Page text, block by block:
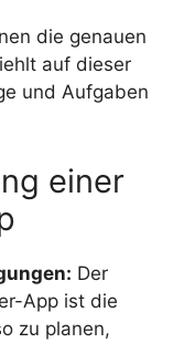
die genauen
auf dieser
und Aufgaben
einer
Der
App ist die
zu planen,